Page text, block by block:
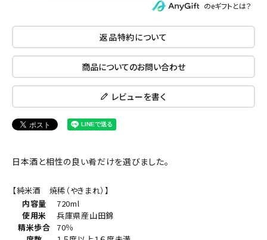
のeギフトとは？
返品特約について
商品についてのお問い合わせ
レビューを書く
日本酒と相性の良い肴だけを選びました。
【純米酒 焼稀（やきまれ）】
内容量
720ml
使用米
兵庫県産山田錦
精米歩合 70％